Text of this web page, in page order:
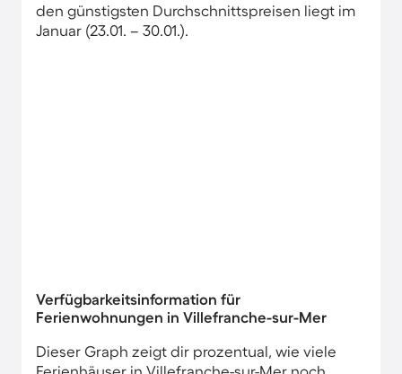
den günstigsten Durchschnittspreisen liegt im
Januar (23.01. – 30.01.).
Verfügbarkeitsinformation für
Ferienwohnungen in Villefranche-sur-Mer
Dieser Graph zeigt dir prozentual, wie viele